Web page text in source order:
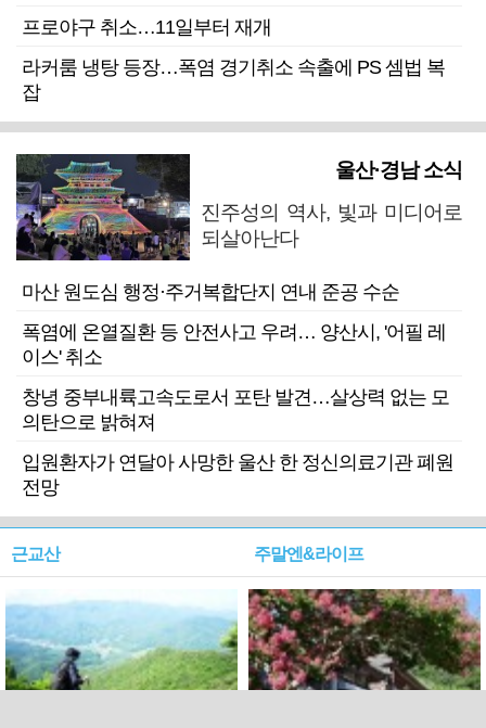
프로야구 취소…11일부터 재개
라커룸 냉탕 등장…폭염 경기취소 속출에 PS 셈법 복
잡
울산·경남 소식
진주성의 역사, 빛과 미디어로
되살아난다
마산 원도심 행정·주거복합단지 연내 준공 수순
폭염에 온열질환 등 안전사고 우려… 양산시, '어필 레
이스' 취소
창녕 중부내륙고속도로서 포탄 발견…살상력 없는 모
의탄으로 밝혀져
입원환자가 연달아 사망한 울산 한 정신의료기관 폐원
전망
근교산 주말엔&라이프